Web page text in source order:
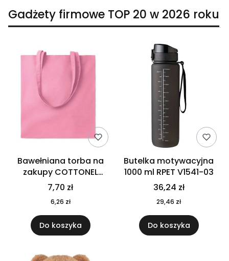
Gadżety firmowe TOP 20 w 2026 roku
Bawełniana torba na
zakupy COTTONEL
COLOUR++ MO9846-11
7,70 zł
6,26 zł
Do koszyka
Butelka motywacyjna
1000 ml RPET V1541-03
36,24 zł
29,46 zł
Do koszyka